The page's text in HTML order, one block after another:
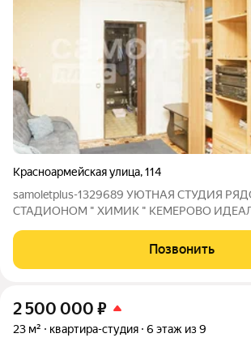
Красноармейская улица,114
samoletplus-1329689 УЮТНАЯ СТУДИЯ
СТАДИОНОМ " ХИМИК " КЕМЕРОВО
ОДИНОКИХ ЛЮДЕЙ! ищете компактное и
развитой инфраструктурой? Этот вариант
Позвонить
2 500 000 ₽
23 м² квартира-студия 6 этаж из 9